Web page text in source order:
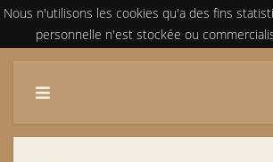
Nous n'utilisons les cookies qu'a des fins
personnelle n'est stockée ou